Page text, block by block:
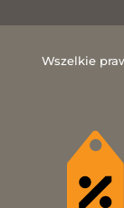
Wszelkie